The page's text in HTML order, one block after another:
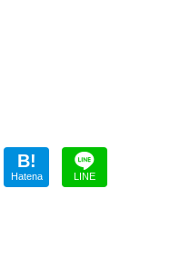
B!
Hatena LINE